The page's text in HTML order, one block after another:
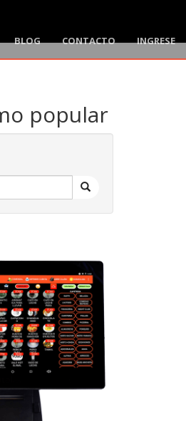
BLOG CONTACTO INGRESE
popular